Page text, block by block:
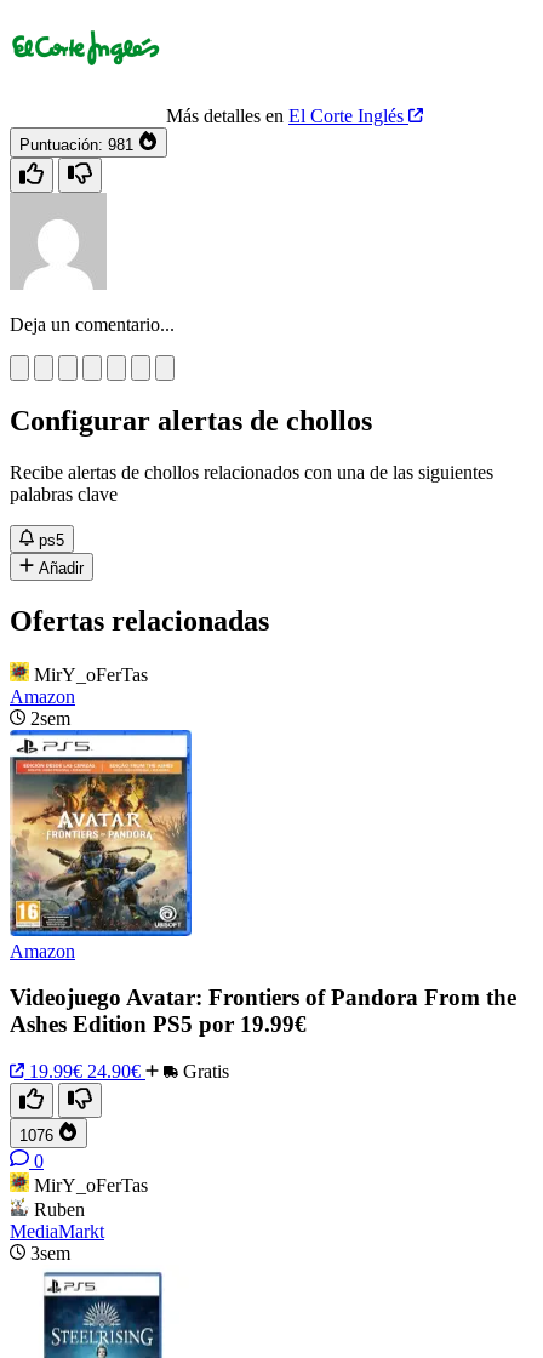
Más detalles en El Corte Inglés
Puntuación: 981
Deja un comentario...
Configurar alertas de chollos
Recibe alertas de chollos relacionados con una de las siguientes
palabras clave
ps5
Añadir
Ofertas relacionadas
MirY_oFerTas
Amazon
2sem
Amazon
Videojuego Avatar: Frontiers of Pandora From the
Ashes Edition PS5 por 19.99€
19.99€ 24.90€ Gratis
1076
0
MirY_oFerTas
Ruben
MediaMarkt
3sem